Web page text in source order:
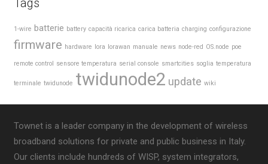
1-wire batterie battery capacità ricarica carica batteria charging configurazione
firmware hardware lora lorawan manuale news node-red OS.node poe
remote control sensore temperatura serial console smartcities soglia temperatura
terminale twidunode twidunode2 update wiki
Townet is a leader company in the development of wireless
broadband solutions for private and public business in Italy.
Our clients include hundreds of WISP, system integrators,